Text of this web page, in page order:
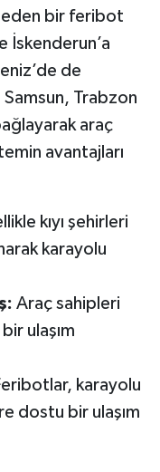
eden bir feribot
İskenderun’a
de
Trabzon
araç
avantajları
kıyı şehirleri
karayolu
Araç sahipleri
ulaşım
karayolu
dostu bir ulaşım